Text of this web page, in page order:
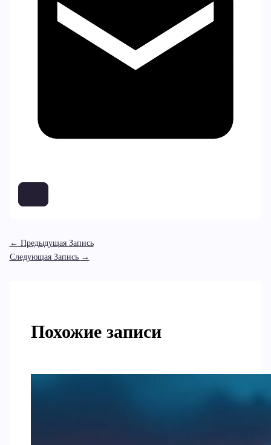
← Предыдущая Запись
Следующая Запись →
Похожие записи